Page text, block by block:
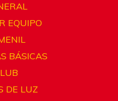
EQUIPO
BÁSICAS
DE LUZ